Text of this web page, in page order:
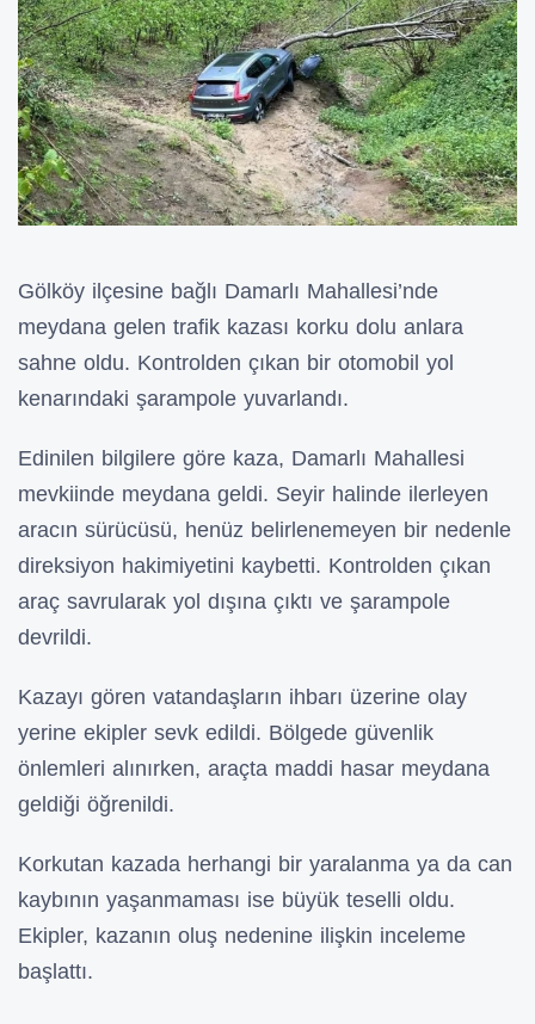
Gölköy ilçesine bağlı Damarlı Mahallesi’nde
meydana gelen trafik kazası korku dolu anlara
sahne oldu. Kontrolden çıkan bir otomobil yol
kenarındaki şarampole yuvarlandı.
Edinilen bilgilere göre kaza, Damarlı Mahallesi
mevkiinde meydana geldi. Seyir halinde ilerleyen
aracın sürücüsü, henüz belirlenemeyen bir nedenle
direksiyon hakimiyetini kaybetti. Kontrolden çıkan
araç savrularak yol dışına çıktı ve şarampole
devrildi.
Kazayı gören vatandaşların ihbarı üzerine olay
yerine ekipler sevk edildi. Bölgede güvenlik
önlemleri alınırken, araçta maddi hasar meydana
geldiği öğrenildi.
Korkutan kazada herhangi bir yaralanma ya da can
kaybının yaşanmaması ise büyük teselli oldu.
Ekipler, kazanın oluş nedenine ilişkin inceleme
başlattı.